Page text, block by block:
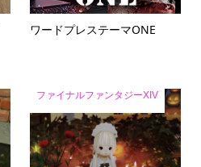
ワードプレステーマONE
ファイナルファンタジーXIV